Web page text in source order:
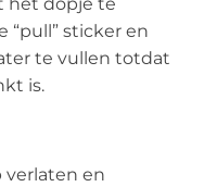
sticker en
te vullen totdat
is.
verlaten en